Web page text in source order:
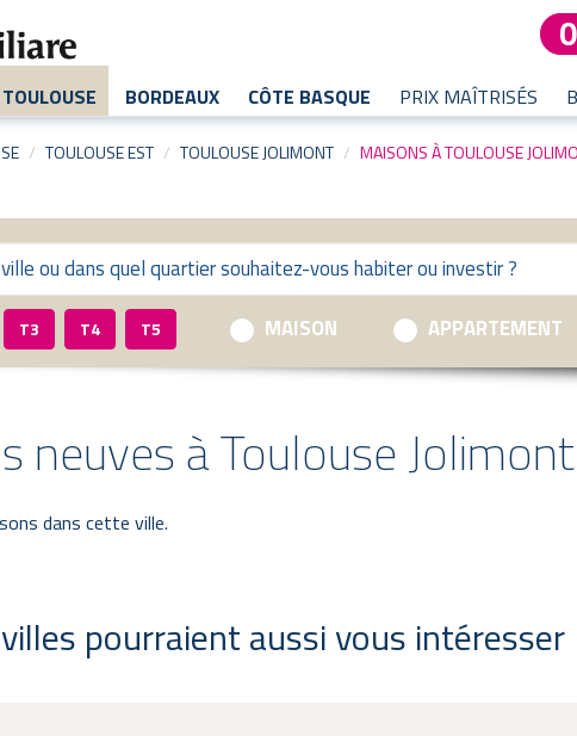
TOULOUSE BORDEAUX CÔTE BASQUE PRIX MAÎTRISÉS
TOULOUSE EST TOULOUSE JOLIMONT MAISONS À TOULOUSE
T3 T4 T5 MAISON APPARTEMENT
neuves à Toulouse Jolimont
dans cette ville.
pourraient aussi vous intéresser